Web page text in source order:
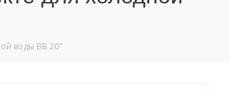
воды BB 20"